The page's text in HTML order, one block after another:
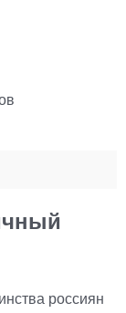
россиян